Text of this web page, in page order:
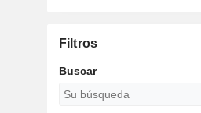
Filtros
Buscar